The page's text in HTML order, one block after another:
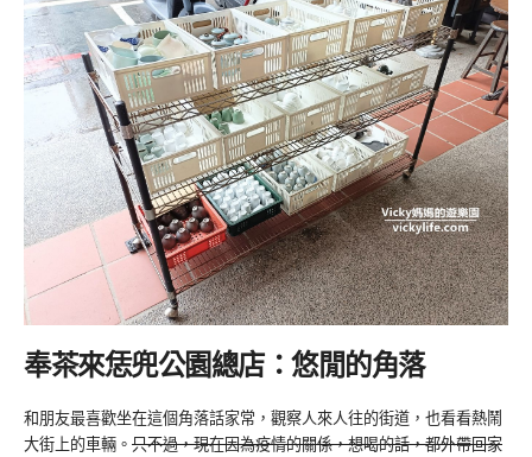
奉茶來恁兜公園總店：悠閒的角落
和朋友最喜歡坐在這個角落話家常，觀察人來人往的街道，也看看熱鬧
大街上的車輛。 只不過，現在因為疫情的關係，想喝的話，都外帶回家